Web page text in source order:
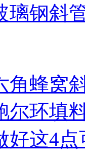
璃钢斜
角蜂窝
尔环填
好这4